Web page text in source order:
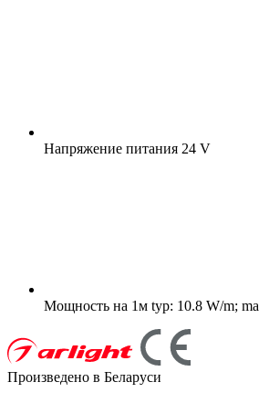
Напряжение питания 24 V
Мощность на 1м typ: 10.8 W/m;
Произведено в Беларуси